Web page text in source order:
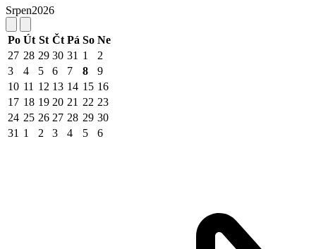
Srpen2026
Po Út St Čt Pá So Ne
27 28 29 30 31 1
2
3
4 5 6 7 8
9
10 11 12 13 14 15 16
17 18 19 20 21 22 23
24 25 26 27 28 29 30
31 1 2 3 4 5 6